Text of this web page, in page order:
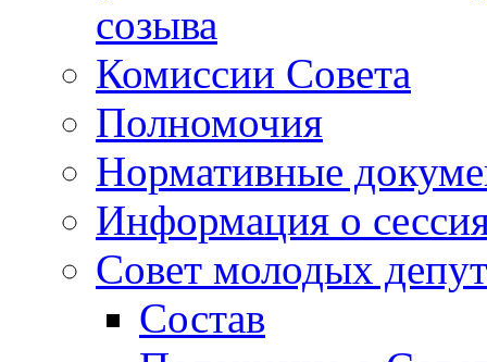
созыва
Комиссии Совета
Полномочия
Нормативные
Информация о
Совет молодых
Состав